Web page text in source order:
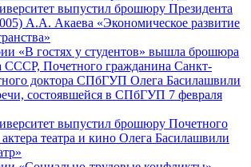
выпустил брошюру Президента
А.А. Акаева «Экономическое развитие
выпустил брошюру Почетного
театра и кино Олега Басилашвили